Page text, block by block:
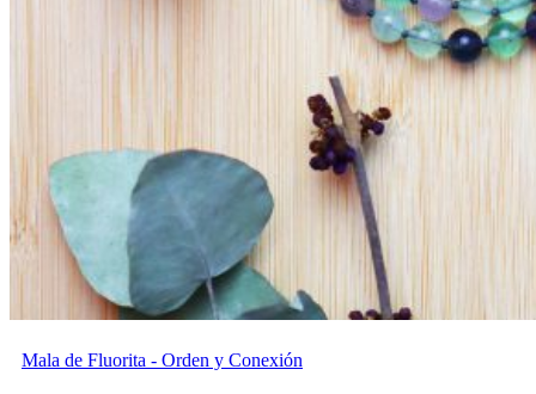
69,00 €
Mala de Fluorita - Orden y Conexión